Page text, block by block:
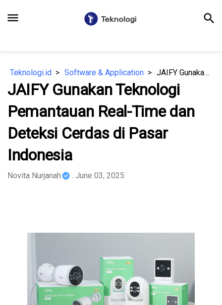
menu search
Teknologi.id Software & Application JAIFY Gunakan Teknologi Pemantauan Real-Time dan Deteksi Cerdas di Pasar Indonesia
JAIFY Gunakan Teknologi
Pemantauan Real-Time dan
Deteksi Cerdas di Pasar
Indonesia
Novita Nurjanah . June 03, 2025